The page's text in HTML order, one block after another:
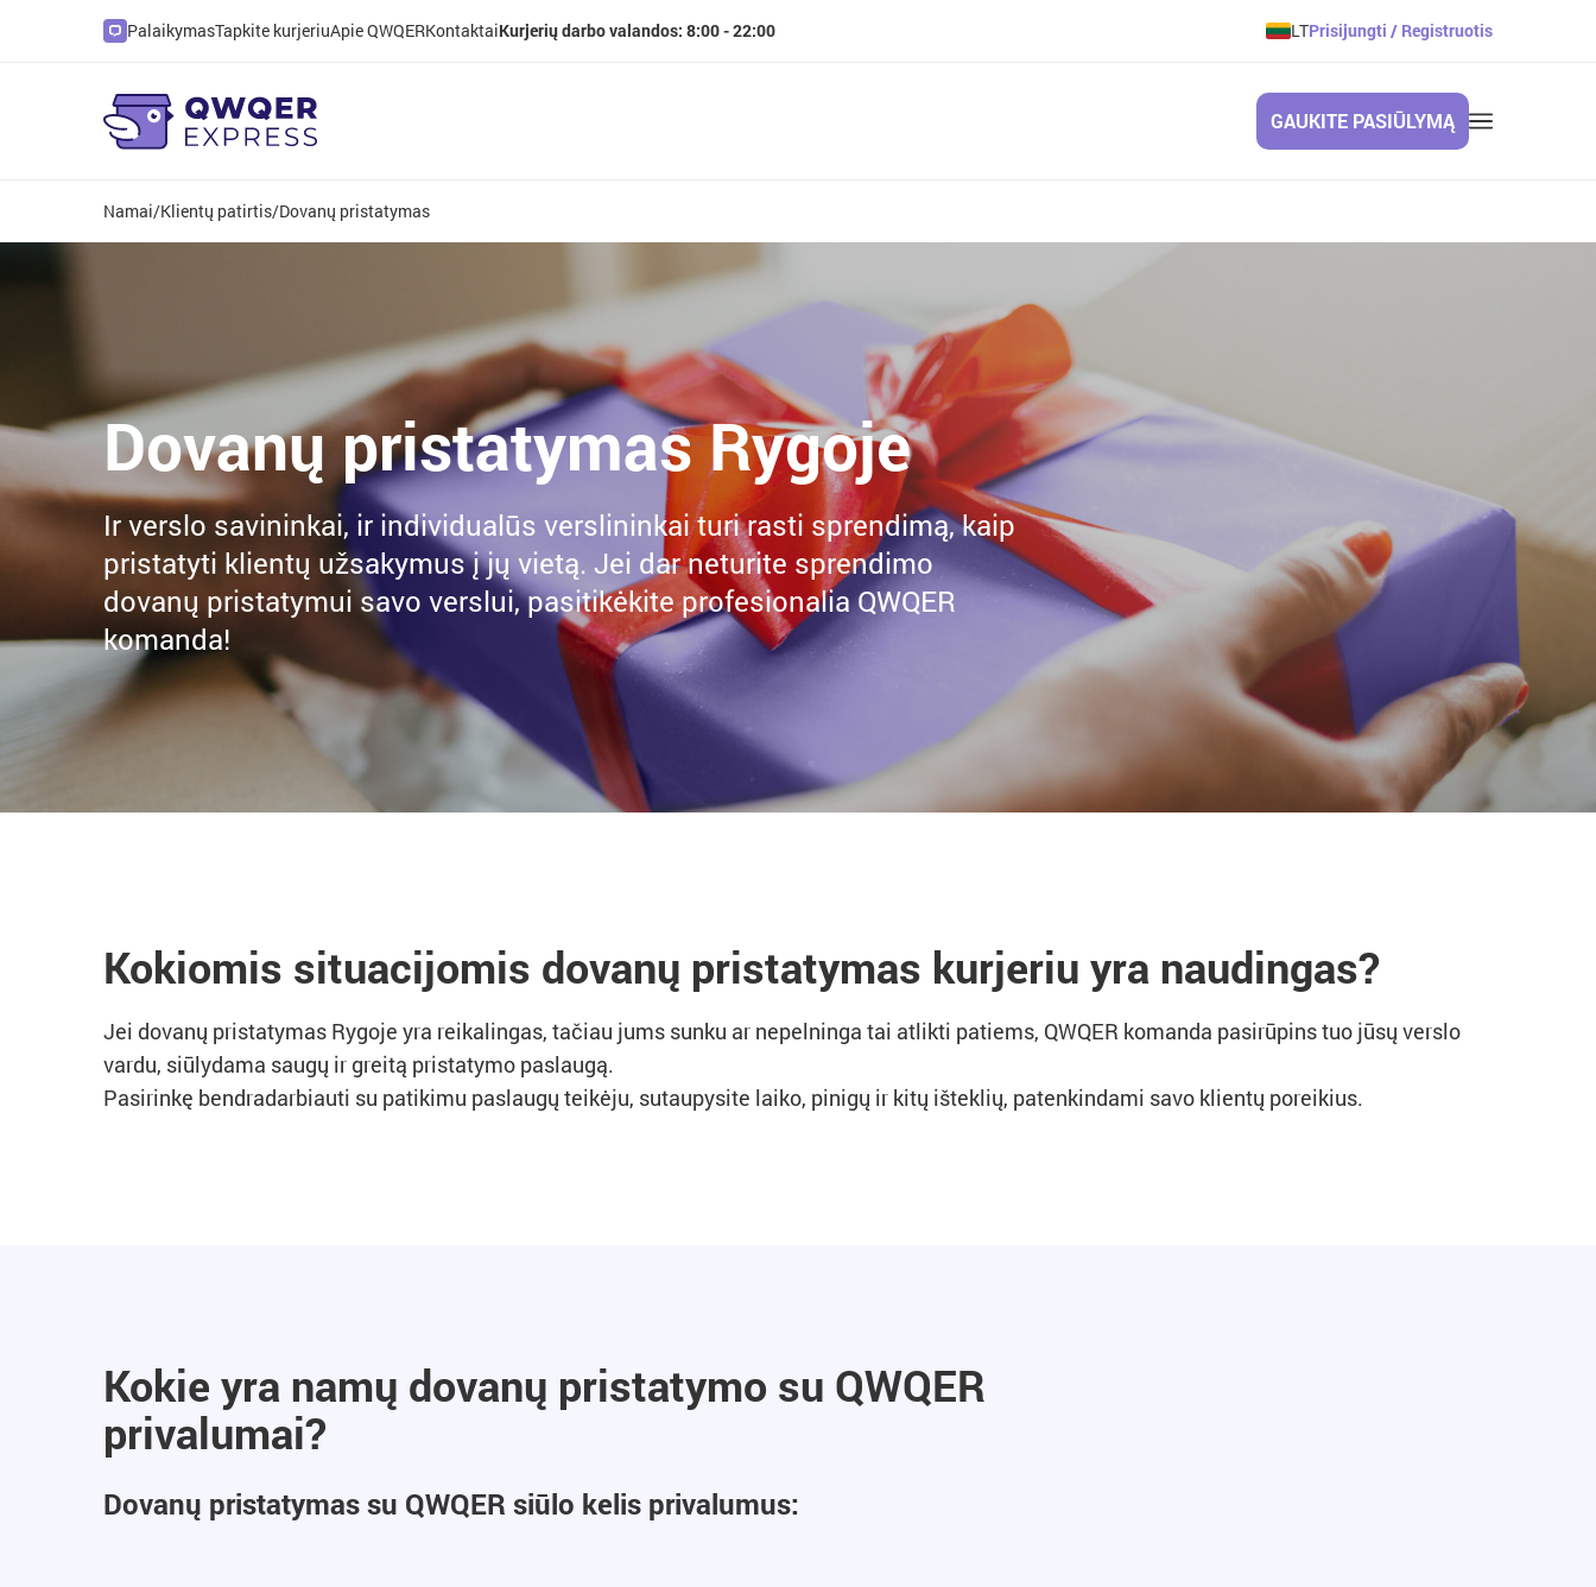
PalaikymasTapkite kurjeriuApie QWQERKontaktaiKurjerių darbo valandos: 8:00 - 22:00 LTPrisijungti / Registruotis
GAUKITE PASIŪLYMĄ
Namai/Klientų patirtis/Dovanų pristatymas
Dovanų pristatymas Rygoje
Ir verslo savininkai, ir individualūs verslininkai turi rasti sprendimą, kaip
pristatyti klientų užsakymus į jų vietą. Jei dar neturite sprendimo
dovanų pristatymui savo verslui, pasitikėkite profesionalia QWQER
komanda!
Kokiomis situacijomis dovanų pristatymas kurjeriu yra naudingas?
Jei dovanų pristatymas Rygoje yra reikalingas, tačiau jums sunku ar nepelninga tai atlikti patiems, QWQER komanda pasirūpins tuo jūsų verslo
vardu, siūlydama saugų ir greitą pristatymo paslaugą.
Pasirinkę bendradarbiauti su patikimu paslaugų teikėju, sutaupysite laiko, pinigų ir kitų išteklių, patenkindami savo klientų poreikius.
Kokie yra namų dovanų pristatymo su QWQER
privalumai?
Dovanų pristatymas su QWQER siūlo kelis privalumus: